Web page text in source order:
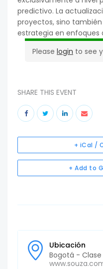
predictivo. La
proyectos, sino
estrategia en enfoques
Please login to see
SHARE THIS EVENT
+ Add to
+ iCal /
Ubicación
Bogotá - Clase